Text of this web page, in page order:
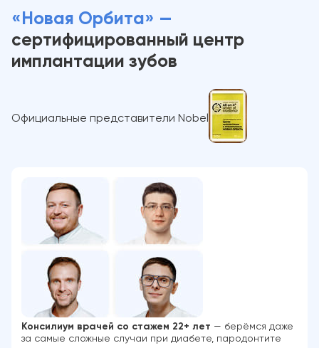
«Новая Орбита» —
сертифицированный центр
имплантации зубов
Официальные представители Nobel
Консилиум врачей со стажем 22+ лет — берёмся даже
за самые сложные случаи при диабете, пародонтите